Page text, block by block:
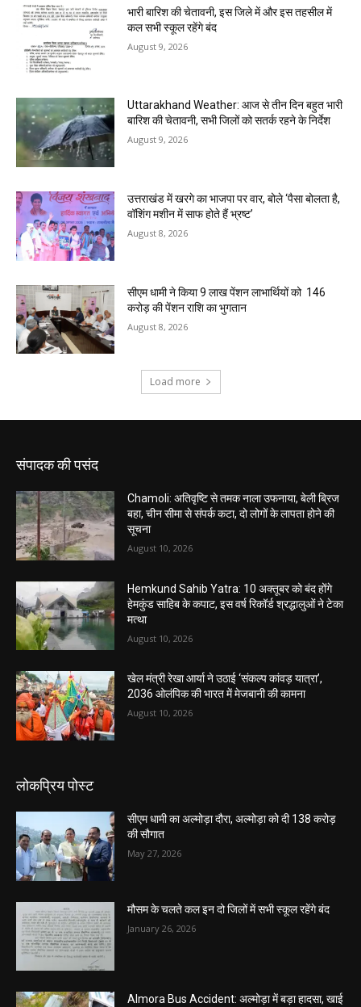
संपादक की पसंद
Chamoli: अतिवृष्टि से तमक नाला उफनाया, बेली ब्रिज
बहा, चीन सीमा से संपर्क कटा, दो लोगों के लापता होने की
सूचना
August 10, 2026
Hemkund Sahib Yatra: 10 अक्तूबर को बंद होंगे
हेमकुंड साहिब के कपाट, इस वर्ष रिकॉर्ड श्रद्धालुओं ने टेका
मत्था
August 10, 2026
खेल मंत्री रेखा आर्या ने उठाई ‘संकल्प कांवड़ यात्रा’,
2036 ओलंपिक की भारत में मेजबानी की कामना
August 10, 2026
लोकप्रिय पोस्ट
सीएम धामी का अल्मोड़ा दौरा, अल्मोड़ा को दी 138 करोड़
की सौगात
May 27, 2026
मौसम के चलते कल इन दो जिलों में सभी स्कूल रहेंगे बंद
January 26, 2026
Almora Bus Accident: अल्मोड़ा में बड़ा हादसा, खाई